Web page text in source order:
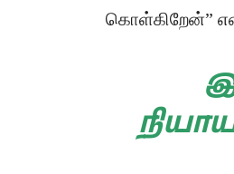
கொள்கிறேன்”